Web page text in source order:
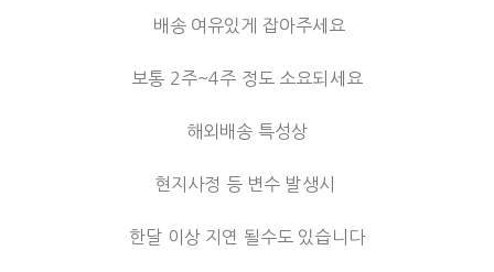
배송 여유있게 잡아주세요
보통 2주~4주 정도 소요되세요
해외배송 특성상
현지사정 등 변수 발생시
한달 이상 지연 될수도 있습니다